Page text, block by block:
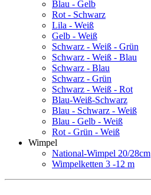
Blau - Gelb
Rot - Schwarz
Lila - Weiß
Gelb - Weiß
Schwarz - Weiß - Grün
Schwarz - Weiß - Blau
Schwarz - Blau
Schwarz - Grün
Schwarz - Weiß - Rot
Blau-Weiß-Schwarz
Blau - Schwarz - Weiß
Blau - Gelb - Weiß
Rot - Grün - Weiß
Wimpel
National-Wimpel 20/28cm
Wimpelketten 3 -12 m